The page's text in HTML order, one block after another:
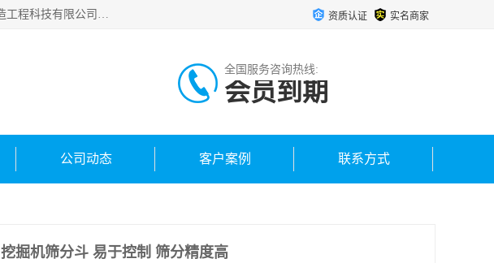
济宁智造工程科技有限公司是一家经营智造大观、挖机属具、滚筒筛分斗等产品的滑移装载机厂家。济宁智造工程科技有限公司奉行以质量赢得用户，诚信为本，互利共赢的宗旨，依靠雄厚的技术力量，科学的管理制度，先进的加工检测设备，始终坚持以客户为中心，免费咨询！ 资质认证 实名商家
全国服务咨询热线:
会员到期
公司动态 客户案例 联系方式
挖掘机筛分斗 易于控制 筛分精度高